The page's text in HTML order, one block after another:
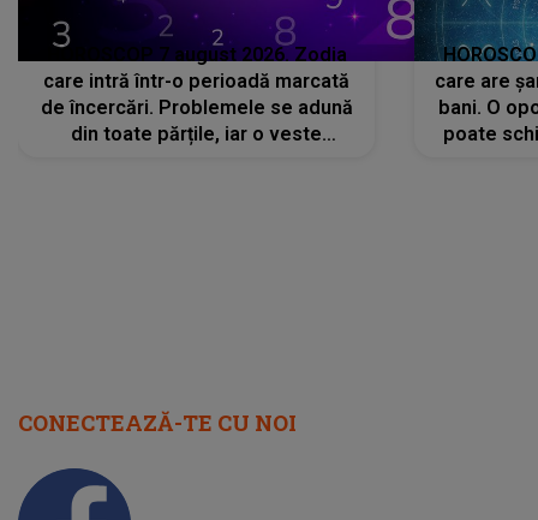
HOROSCOP 7 august 2026. Zodia
care intră într-o perioadă marcată
de încercări. Problemele se adună
din toate părțile, iar o veste
care are
bani. O
poate
CONECTEAZĂ-TE CU NOI